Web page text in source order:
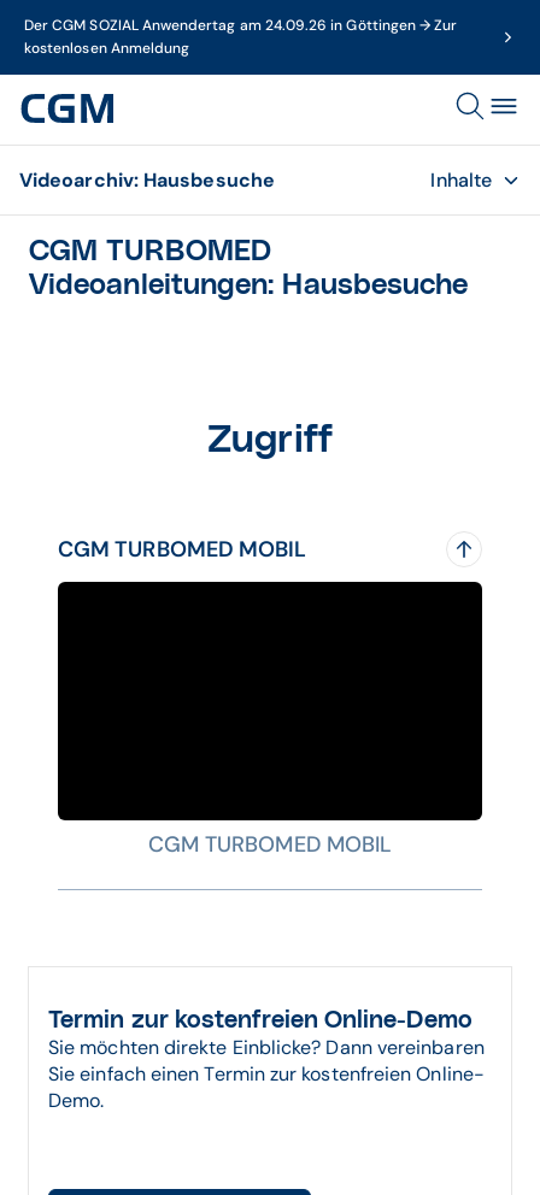
Der CGM SOZIAL Anwendertag am 24.09.26 in Göttingen → Zur
kostenlosen Anmeldung
Videoarchiv: Hausbesuche Inhalte
CGM TURBOMED
Videoanleitungen: Hausbesuche
Zugriff
CGM TURBOMED MOBIL
CGM TURBOMED MOBIL
Termin zur kostenfreien Online-Demo
Sie möchten direkte Einblicke? Dann vereinbaren
Sie einfach einen Termin zur kostenfreien Online-
Demo.